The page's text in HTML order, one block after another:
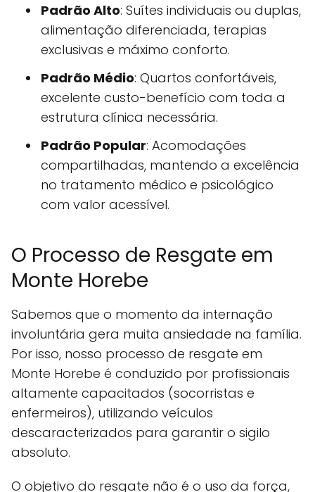
Padrão Alto: Suítes individuais ou duplas,
alimentação diferenciada, terapias
exclusivas e máximo conforto.
Padrão Médio: Quartos confortáveis,
excelente custo-benefício com toda a
estrutura clínica necessária.
Padrão Popular: Acomodações
compartilhadas, mantendo a excelência
no tratamento médico e psicológico
com valor acessível.
O Processo de Resgate em
Monte Horebe
Sabemos que o momento da internação
involuntária gera muita ansiedade na família.
Por isso, nosso processo de resgate em
Monte Horebe é conduzido por profissionais
altamente capacitados (socorristas e
enfermeiros), utilizando veículos
descaracterizados para garantir o sigilo
absoluto.
O objetivo do resgate não é o uso da força,